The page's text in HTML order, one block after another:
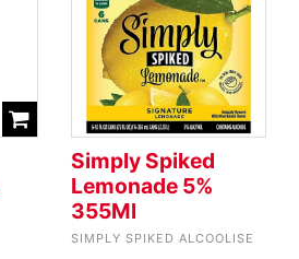
Simply Spiked
Lemonade 5%
355Ml
SIMPLY SPIKED ALCOOLISE